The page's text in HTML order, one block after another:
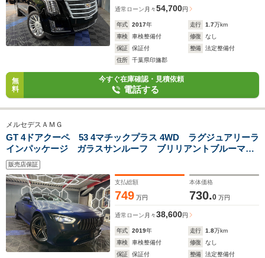
通常ローン 月々54,700円
年式 2017年 走行 1.7万km
車検
車検整備付 修復
なし
保証
保証付 整備
法定整備付
住所
千葉県印旛郡
無
料
今すぐ在庫確認・見積依頼
電話する
メルセデスＡＭＧ
GT 4ドアクーペ 53 4マチックプラス 4WD ラグジュアリーラ
インパッケージ ガラスサンルーフ ブリリアントブルーマグ
ノ 純正ナビ 360度カメラ 黒革シート アダプティブクル
ーズコントロール ブラインドスポットモニター レーンキー
プ ETC2.0
販売店保証
支払総額
749 万円
本体価格
730.0 万円
通常ローン 月々38,600円
年式 2019年 走行 1.8万km
車検
車検整備付 修復
なし
保証
保証付 整備
法定整備付